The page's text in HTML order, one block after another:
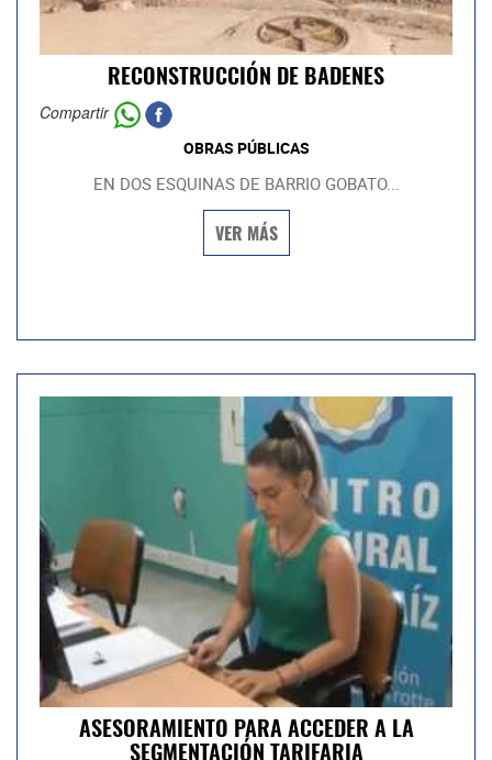
RECONSTRUCCIÓN DE BADENES
Compartir
OBRAS PÚBLICAS
EN DOS ESQUINAS DE BARRIO GOBATO...
VER MÁS
ASESORAMIENTO PARA ACCEDER A LA
SEGMENTACIÓN TARIFARIA